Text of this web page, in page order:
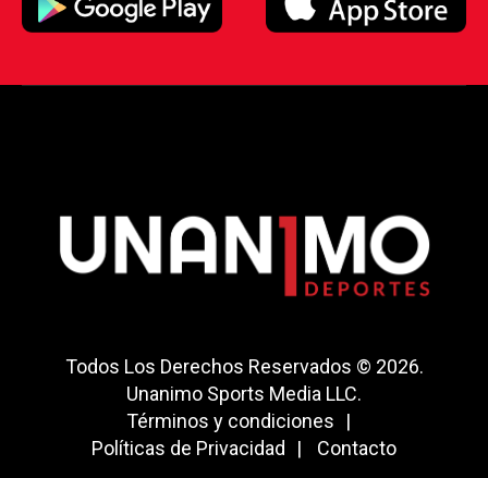
Todos Los Derechos Reservados © 2026.
Unanimo Sports Media LLC.
Términos y condiciones
Políticas de Privacidad
Contacto